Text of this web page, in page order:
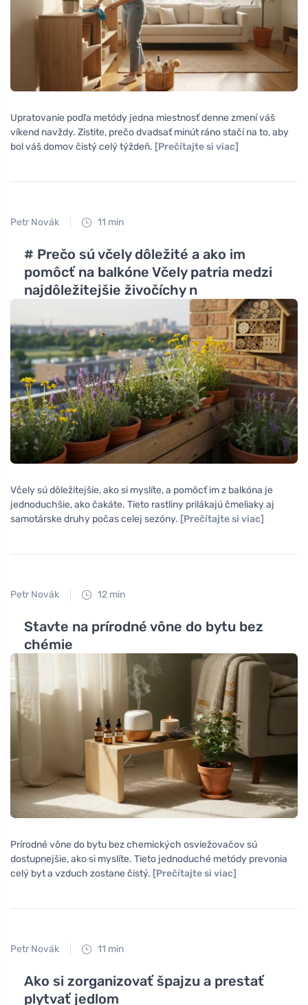
Upratovanie podľa metódy jedna miestnosť denne zmení váš
víkend navždy. Zistite, prečo dvadsať minút ráno stačí na to, aby
bol váš domov čistý celý týždeň. [Prečítajte si viac]
Petr Novák 11 min
# Prečo sú včely dôležité a ako im
pomôcť na balkóne Včely patria medzi
najdôležitejšie živočíchy n
Včely sú dôležitejšie, ako si myslíte, a pomôcť im z balkóna je
jednoduchšie, ako čakáte. Tieto rastliny prilákajú čmeliaky aj
samotárske druhy počas celej sezóny. [Prečítajte si viac]
Petr Novák 12 min
Stavte na prírodné vône do bytu bez
chémie
Prírodné vône do bytu bez chemických osviežovačov sú
dostupnejšie, ako si myslíte. Tieto jednoduché metódy prevonia
celý byt a vzduch zostane čistý. [Prečítajte si viac]
Petr Novák 11 min
Ako si zorganizovať špajzu a prestať
plytvať jedlom